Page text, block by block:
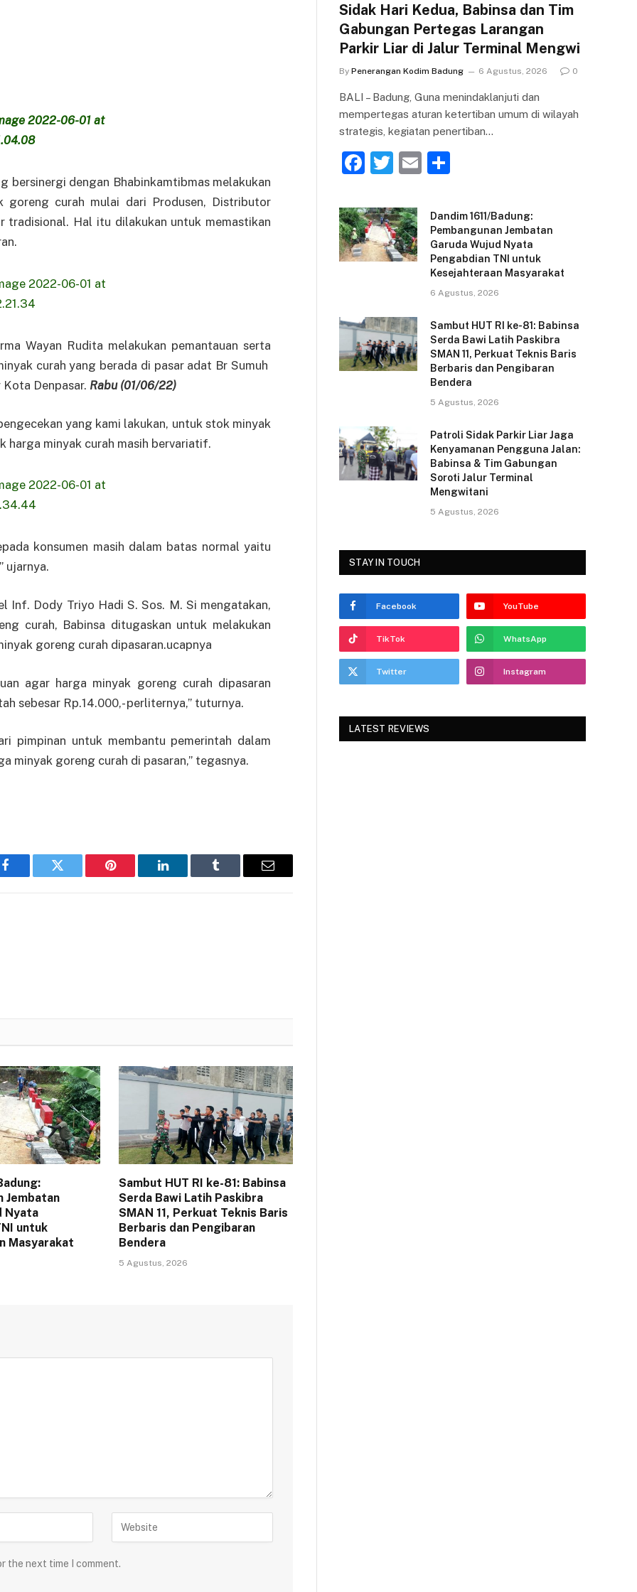
bersinergi dengan Bhabinkamtibmas melakukan
goreng curah mulai dari Produsen, Distributor
tradisional. Hal itu dilakukan untuk memastikan
Wayan Rudita melakukan pemantauan serta
curah yang berada di pasar adat Br Sumuh
Denpasar. Rabu (01/06/22)
yang kami lakukan, untuk stok minyak
harga minyak curah masih bervariatif.
konsumen masih dalam batas normal yaitu
ujarnya.
Inf. Dody Triyo Hadi S. Sos. M. Si mengatakan,
curah, Babinsa ditugaskan untuk melakukan
goreng curah dipasaran.ucapnya
agar harga minyak goreng curah dipasaran
sebesar Rp.14.000,- perliternya,” tuturnya.
pimpinan untuk membantu pemerintah dalam
minyak goreng curah di pasaran,” tegasnya.
Facebook Twitter Pinterest LinkedIn Tumblr Email
Jembatan
Nyata
untuk
Masyarakat
Sambut HUT RI ke-81: Babinsa
Serda Bawi Latih Paskibra
SMAN 11, Perkuat Teknis Baris
Berbaris dan Pengibaran
Bendera
5 Agustus, 2026
the next time I comment.
Sidak Hari Kedua, Babinsa dan Tim
Gabungan Pertegas Larangan
Parkir Liar di Jalur Terminal Mengwi
By Penerangan Kodim Badung 6 Agustus, 2026 0
BALI – Badung, Guna menindaklanjuti dan
mempertegas aturan ketertiban umum di wilayah
strategis, kegiatan penertiban…
F
c
e
b
k
T
itt
er
E
ai ar
e
Dandim 1611/Badung:
Pembangunan Jembatan
Garuda Wujud Nyata
Pengabdian TNI untuk
Kesejahteraan Masyarakat
6 Agustus, 2026
Sambut HUT RI ke-81: Babinsa
Serda Bawi Latih Paskibra
SMAN 11, Perkuat Teknis Baris
Berbaris dan Pengibaran
Bendera
5 Agustus, 2026
Patroli Sidak Parkir Liar Jaga
Kenyamanan Pengguna Jalan:
Babinsa & Tim Gabungan
Soroti Jalur Terminal
Mengwitani
5 Agustus, 2026
STAY IN TOUCH
Facebook YouTube
TikTok WhatsApp
Twitter Instagram
LATEST REVIEWS